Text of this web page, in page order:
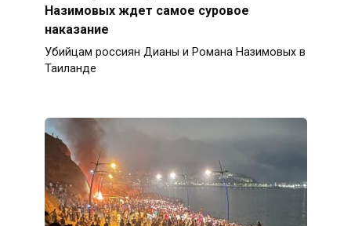
Назимовых ждет самое суровое
наказание
Убийцам россиян Дианы и Романа Назимовых в
Таиланде